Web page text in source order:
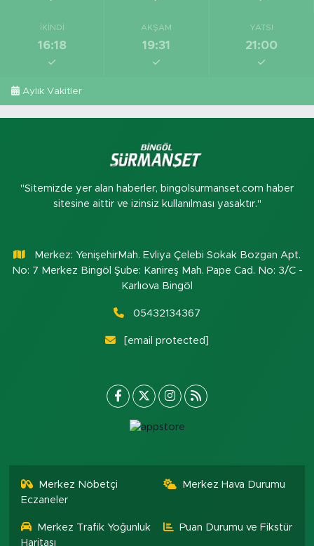
İKINDI
16:18
AKŞAM
19:31
YATSI
21:00
Aylık Vakitler
"Sitemizde yer alan haberler, bingolsurmanset.com haber
sitesine aittir ve izinsiz kullanılması yasaktır."
Merkez: YenişehirMah. Evliya Çelebi Sokak Bozgan Apt.
No: 7 Merkez Bingöl Şube: Kanireş Mah. Pape Cad. No: 3/C -
Karlıova Bingöl
05432134367
[email protected]
Merkez Nöbetçi
Eczaneler
Merkez Hava Durumu
Merkez Trafik Yoğunluk
Haritası
Puan Durumu ve Fikstür